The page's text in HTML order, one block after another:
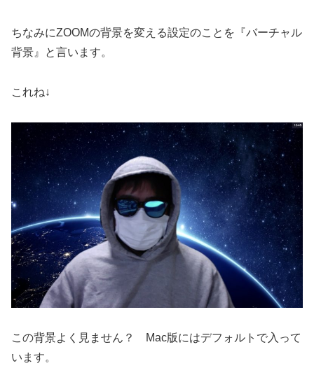
ちなみにZOOMの背景を変える設定のことを『バーチャル
背景』と言います。
これね↓
この背景よく見ません？ Mac版にはデフォルトで入って
います。